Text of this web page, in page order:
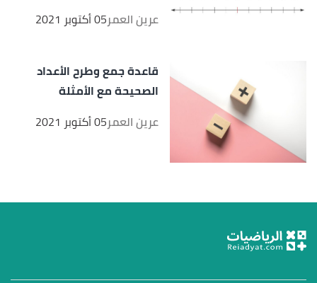
عرين العمر05 أكتوبر 2021
قاعدة جمع وطرح الأعداد
الصحيحة مع الأمثلة
عرين العمر05 أكتوبر 2021